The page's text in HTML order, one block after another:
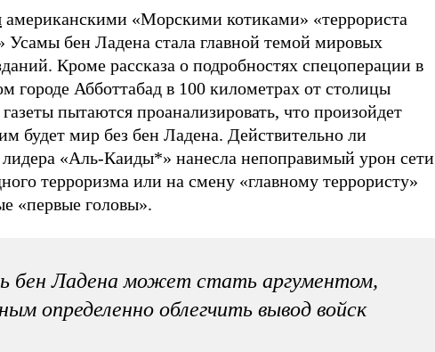
американскими «Морскими котиками» «террориста
Усамы бен Ладена стала главной темой мировых
Кроме рассказа о подробностях спецоперации в
городе Абботтабад в 100 километрах от столицы
пытаются проанализировать, что произойдет
будет мир без бен Ладена. Действительно ли
«Аль-Каиды*» нанесла непоправимый урон сети
терроризма или на смену «главному террористу»
«первые головы».
бен Ладена может стать аргументом,
определенно облегчить вывод войск